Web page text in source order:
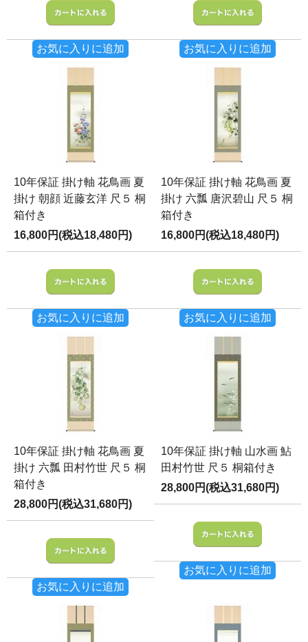
お気に入りに追加 お気に入りに追加
10年保証 掛け軸 花鳥画 夏
掛け 朝顔 近藤玄洋 尺５ 桐
箱付き
16,800円(税込18,480円)
お気に入りに追加
10年保証 掛け軸 花鳥画 夏
掛け 六瓢 唐沢碧山 尺５ 桐
箱付き
16,800円(税込18,480円)
お気に入りに追加
10年保証 掛け軸 花鳥画 夏
掛け 六瓢 田村竹世 尺５ 桐
箱付き
28,800円(税込31,680円)
お気に入りに追加
10年保証 掛け軸 山水画 鮎
田村竹世 尺５ 桐箱付き
28,800円(税込31,680円)
お気に入りに追加